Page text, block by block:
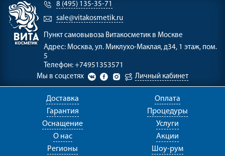
8 (495) 135-35-71
sale@vitakosmetik.ru
Пункт самовывоза Витакосметик в Москве
Адрес: Москва, ул. Миклухо-Маклая, д34, 1 этаж, пом.
5
Телефон: +74951353571
Мы в соцсетях
Личный кабинет
Доставка
Оплата
Гарантия
Процедуры
Оснащение
Услуги
О нас
Акции
Регионы
Шоу-рум